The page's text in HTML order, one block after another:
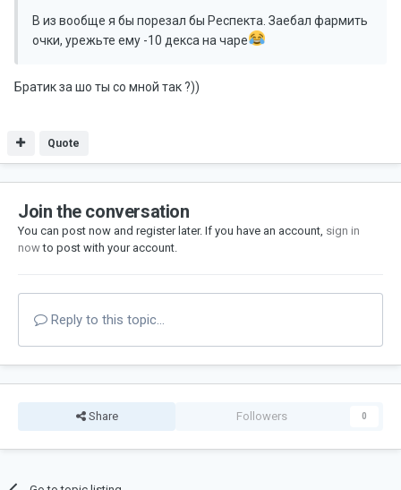
В из вообще я бы порезал бы Респекта. Заебал фармить
очки, урежьте ему -10 декса на чаре
Братик за шо ты со мной так ?))
Quote
Join the conversation
You can post now and register later. If you have an account, sign in
nowto post with your account.
Reply to this topic...
Share Followers 0